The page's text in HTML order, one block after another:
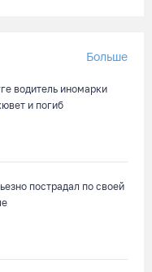
Больше
водитель иномарки
и погиб
пострадал по своей